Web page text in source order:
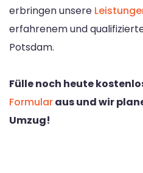
erbringen unsere
erfahrenem und
Potsdam.
Fülle noch heute
Formularaus und wir
Umzug!